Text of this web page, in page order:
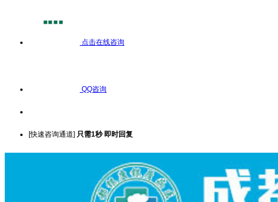
点击在线咨询
QQ咨询
[快速咨询通道] 只需1秒 即时回复